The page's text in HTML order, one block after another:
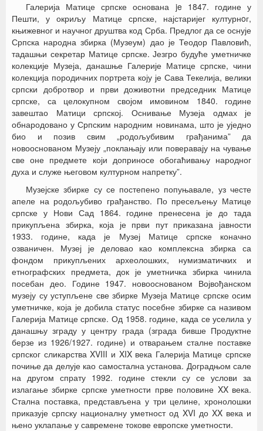
Галерија Матице српске основана je 1847. године у
Пешти, у окриљу Матице српске, најстаријег културнoг,
књижевног и научног друштва код Срба. Предлог да се оснује
Српска народна збирка (Музеум) дао је Теодор Павловић,
тадашњи секретар Матице српске. Језгро будуће уметничке
колекције Музеја, данашње Галерије Матице српске, чини
колекција породичних портрета коју је Сава Текелија, велики
српски добротвор и први доживотни председник Матице
српске, са целокупном својом имовином 1840. године
завештао Матици српској. Оснивање Музеја одмах је
обнародовано у Српским народним новинама, што је уједно
био и позив свим „родољубивим грађанима” да
новооснованом Музеју „поклањају или поверавају на чување
све оне предмете који доприносе обогаћивању народног
духа и служе његовом културном напретку”.
Музејске збирке су се постепено попуњавале, уз честе
апеле на родољубиво грађанство. По пресељењу Матице
српске у Нови Сад 1864. године пренесена је до тада
прикупљена збирка, која је први пут приказана јавности
1933. године, када је Музеј Матице српске коначно
озваничен. Музеј је деловао као комплексна збирка са
фондом прикупљених археолошких, нумизматичких и
етнографских предмета, док је уметничка збирка чинила
посебан део. Године 1947. новооснованом Војвођанском
музеју су уступљене све збирке Музеја Матице српске осим
уметничке, која је добила статус посебне збирке са називом
Галерија Матице српске. Од 1958. године, када се уселила у
данашњу зграду у центру града (зграда бивше Продуктне
берзе из 1926/1927. године) и отварањем сталне поставке
српског сликарства XVIII и XIX века Галерија Матице српске
почиње да делује као самостална установа. Доградњом сале
на другом спрату 1992. године стекли су се услови за
излагање збирке српске уметности прве половине XX века.
Стална поставка, представљена у три целине, хронолошки
приказује српску националну уметност од XVI до XX века и
њено уклапање у савремене токове европске уметности.